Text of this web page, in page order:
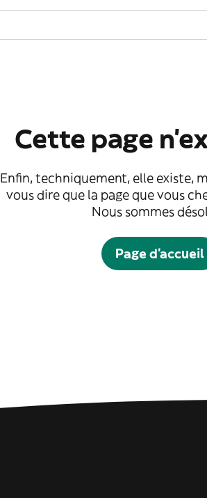
Cette page
Enfin, techniquement, elle existe,
vous dire que la page que vous
Nous sommes
Page d'accueil